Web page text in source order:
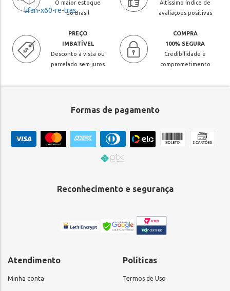
O maior estoque
do Brasil
Altíssimo índice de
avaliações positivas
PREÇO
IMBATÍVEL
Desconto à vista ou
parcelado sem juros
COMPRA
100% SEGURA
Credibilidade e
comprometimento
Formas de pagamento
Reconhecimento e segurança
Atendimento
Minha conta
Políticas
Termos de Uso